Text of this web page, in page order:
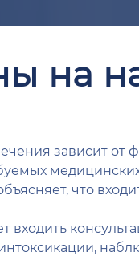
на
зависит
что
входить